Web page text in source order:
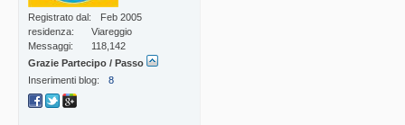
Registrato dal
Feb 2005
residenza
Viareggio
Messaggi
118,142
Grazie Partecipo / Passo
Inserimenti blog
8